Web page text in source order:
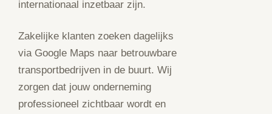
internationaal inzetbaar zijn.
Zakelijke klanten zoeken dagelijks
via Google Maps naar betrouwbare
transportbedrijven in de buurt. Wij
zorgen dat jouw onderneming
professioneel zichtbaar wordt en